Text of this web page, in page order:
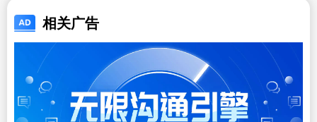
相关广告